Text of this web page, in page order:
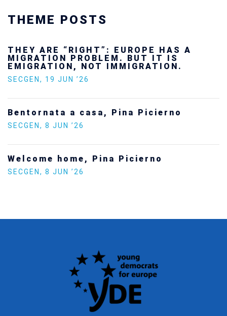
THEME POSTS
Ukraine’s youth are defending Europe’s
future — and we will not look away
SECGEN,24 FEB ’26
Europe on the situation in Venezuela
SECGEN , 5 JAN ’26
Increasing Youth Participation in
Politics